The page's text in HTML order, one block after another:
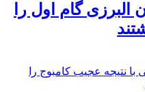
البرزی گام اول را